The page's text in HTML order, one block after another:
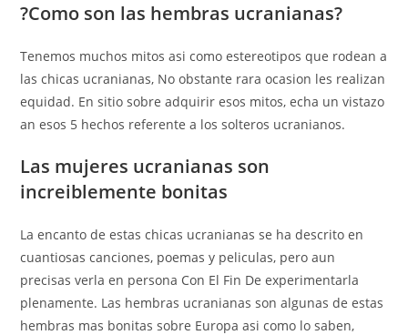
?Como son las hembras ucranianas?
Tenemos muchos mitos asi­ como estereotipos que rodean a
las chicas ucranianas, No obstante rara ocasion les realizan
equidad. En sitio sobre adquirir esos mitos, echa un vistazo
an esos 5 hechos referente a los solteros ucranianos.
Las mujeres ucranianas son
increiblemente bonitas
La encanto de estas chicas ucranianas se ha descrito en
cuantiosas canciones, poemas y peliculas, pero aun
precisas verla en persona Con El Fin De experimentarla
plenamente. Las hembras ucranianas son algunas de estas
hembras mas bonitas sobre Europa asi­ como lo saben,